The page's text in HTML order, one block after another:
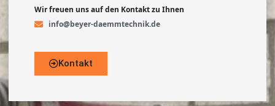
Wir freuen uns auf den Kontakt zu Ihnen
info@beyer-daemmtechnik.de
Kontakt